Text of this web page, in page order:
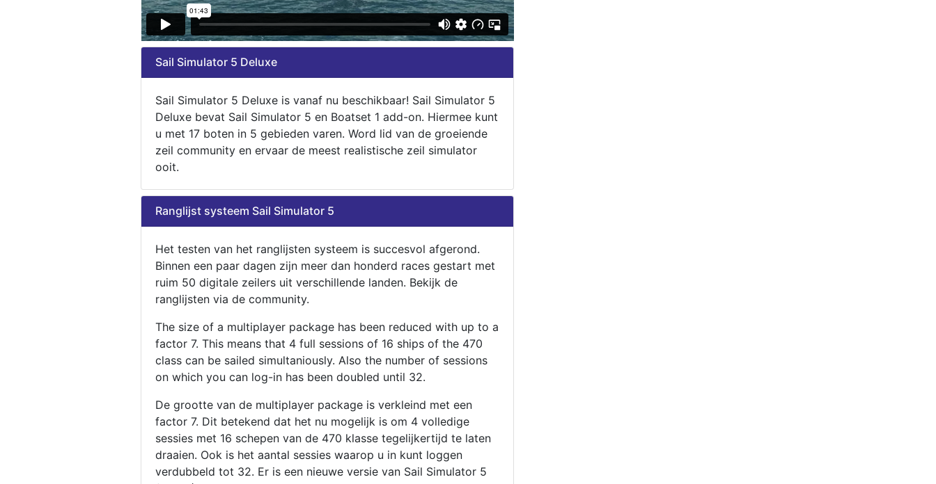
Sail Simulator 5 Deluxe
Sail Simulator 5 Deluxe is vanaf nu beschikbaar! Sail Simulator 5
Deluxe bevat Sail Simulator 5 en Boatset 1 add-on. Hiermee kunt
u met 17 boten in 5 gebieden varen. Word lid van de groeiende
zeil community en ervaar de meest realistische zeil simulator
ooit.
Ranglijst systeem Sail Simulator 5
Het testen van het ranglijsten systeem is succesvol afgerond.
Binnen een paar dagen zijn meer dan honderd races gestart met
ruim 50 digitale zeilers uit verschillende landen. Bekijk de
ranglijsten via de community.
The size of a multiplayer package has been reduced with up to a
factor 7. This means that 4 full sessions of 16 ships of the 470
class can be sailed simultaniously. Also the number of sessions
on which you can log-in has been doubled until 32.
De grootte van de multiplayer package is verkleind met een
factor 7. Dit betekend dat het nu mogelijk is om 4 volledige
sessies met 16 schepen van de 470 klasse tegelijkertijd te laten
draaien. Ook is het aantal sessies waarop u in kunt loggen
verdubbeld tot 32. Er is een nieuwe versie van Sail Simulator 5